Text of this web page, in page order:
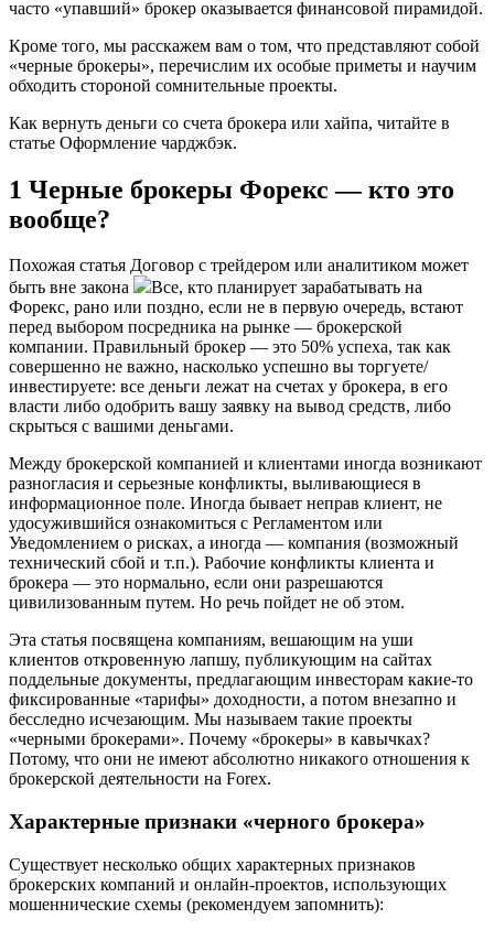
часто «упавший» брокер оказывается финансовой пирамидой.
Кроме того, мы расскажем вам о том, что представляют собой
«черные брокеры», перечислим их особые приметы и научим
обходить стороной сомнительные проекты.
Как вернуть деньги со счета брокера или хайпа, читайте в
статье Оформление чарджбэк.
1 Черные брокеры Форекс — кто это
вообще?
Похожая статья Договор с трейдером или аналитиком может
быть вне закона
Все, кто планирует зарабатывать на
Форекс, рано или поздно, если не в первую очередь, встают
перед выбором посредника на рынке — брокерской
компании. Правильный брокер — это 50% успеха, так как
совершенно не важно, насколько успешно вы торгуете/
инвестируете: все деньги лежат на счетах у брокера, в его
власти либо одобрить вашу заявку на вывод средств, либо
скрыться с вашими деньгами.
Между брокерской компанией и клиентами иногда возникают
разногласия и серьезные конфликты, выливающиеся в
информационное поле. Иногда бывает неправ клиент, не
удосужившийся ознакомиться с Регламентом или
Уведомлением о рисках, а иногда — компания (возможный
технический сбой и т.п.). Рабочие конфликты клиента и
брокера — это нормально, если они разрешаются
цивилизованным путем. Но речь пойдет не об этом.
Эта статья посвящена компаниям, вешающим на уши
клиентов откровенную лапшу, публикующим на сайтах
поддельные документы, предлагающим инвесторам какие-то
фиксированные «тарифы» доходности, а потом внезапно и
бесследно исчезающим. Мы называем такие проекты
«черными брокерами». Почему «брокеры» в кавычках?
Потому, что они не имеют абсолютно никакого отношения к
брокерской деятельности на Forex.
Характерные признаки «черного брокера»
Существует несколько общих характерных признаков
брокерских компаний и онлайн-проектов, использующих
мошеннические схемы (рекомендуем запомнить):